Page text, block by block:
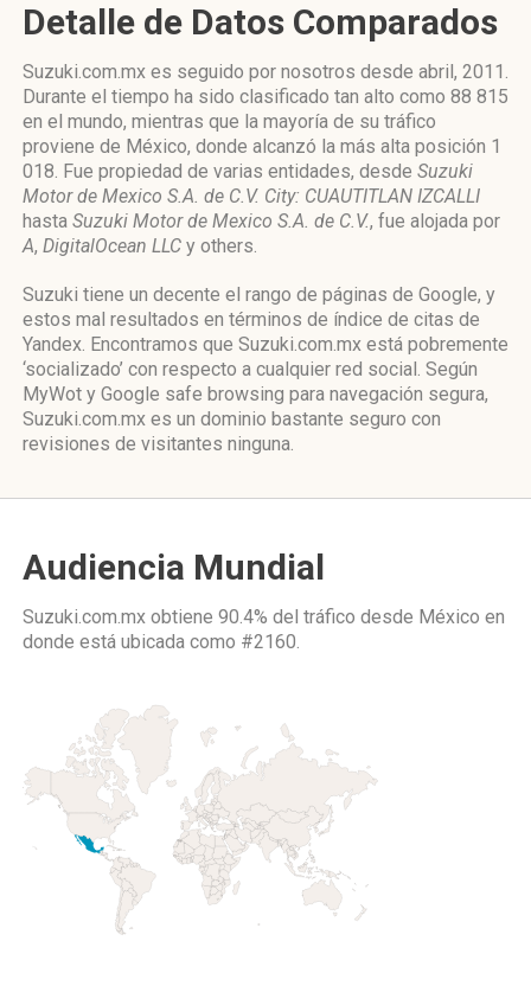
Detalle de Datos Comparados
Suzuki.com.mx es seguido por nosotros desde abril, 2011.
Durante el tiempo ha sido clasificado tan alto como 88 815
en el mundo, mientras que la mayoría de su tráfico
proviene de México, donde alcanzó la más alta posición 1
018. Fue propiedad de varias entidades, desde Suzuki
Motor de Mexico S.A. de C.V. City: CUAUTITLAN IZCALLI
hasta Suzuki Motor de Mexico S.A. de C.V., fue alojada por
A, DigitalOcean LLC y others.
Suzuki tiene un decente el rango de páginas de Google, y
estos mal resultados en términos de índice de citas de
Yandex. Encontramos que Suzuki.com.mx está pobremente
‘socializado’ con respecto a cualquier red social. Según
MyWot y Google safe browsing para navegación segura,
Suzuki.com.mx es un dominio bastante seguro con
revisiones de visitantes ninguna.
Audiencia Mundial
Suzuki.com.mx obtiene 90.4% del tráfico desde México en
donde está ubicada como #2160.